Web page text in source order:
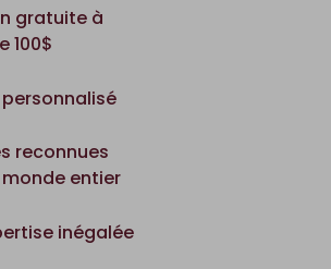
gratuite à
100$
reconnues
entier
inégalée